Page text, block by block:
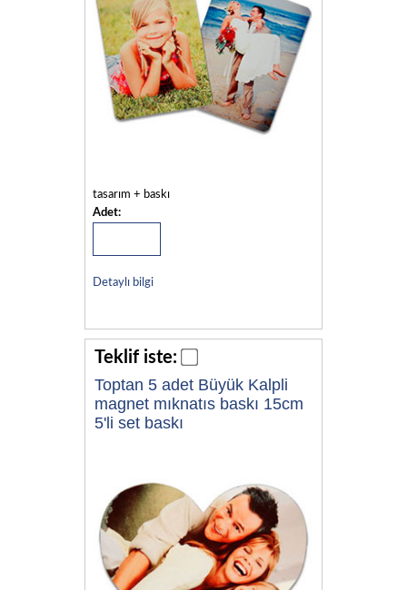
tasarım + baskı
Adet:
Detaylı bilgi
Teklif iste:
Toptan 5 adet Büyük Kalpli
magnet mıknatıs baskı 15cm
5'li set baskı